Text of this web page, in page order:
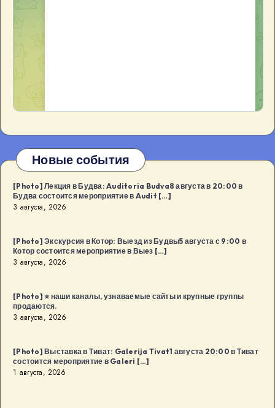
Новые события
[Photo] Лекция в Будва: Auditoria Budva8 августа в 20:00 в
Будва состоится мероприятие в Audit […]
3 августа, 2026
[Photo] Экскурсия в Котор: Выезд из Будвы5 августа с 9:00 в
Котор состоится мероприятие в Выез […]
3 августа, 2026
[Photo] ⭐️ наши каналы, узнаваемые сайты и крупные группы
продаются.
3 августа, 2026
[Photo] Выставка в Тиват: Galerija Tivat1 августа 20:00 в Тиват
состоится мероприятие в Galeri […]
1 августа, 2026